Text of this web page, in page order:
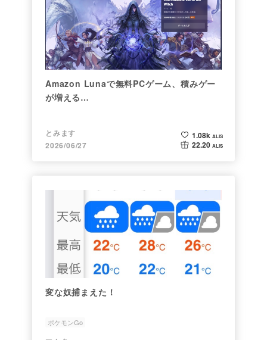
Amazon Lunaで無料PCゲーム、積みゲー
が増える…
とみます
2026/06/27
1.08k ALIS
22.20 ALIS
変な奴捕まえた！
ポケモンGo